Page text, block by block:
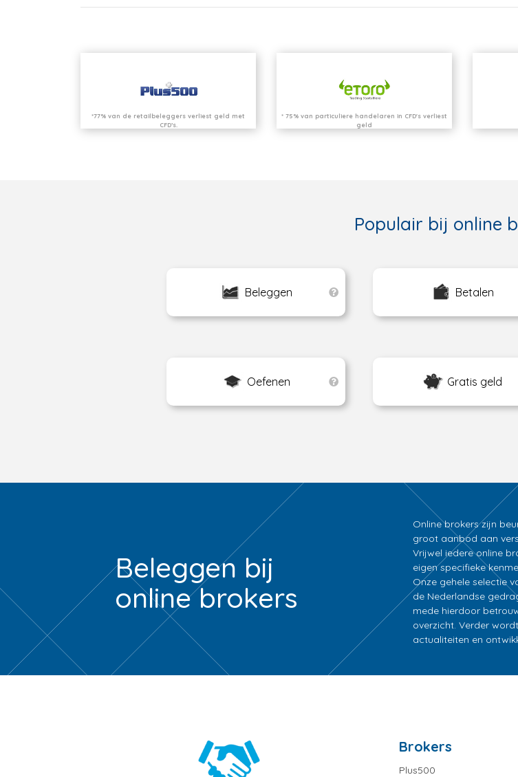
*77% van de retailbeleggers verliest geld met
CFD’s.
* 75% van particuliere handelaren in CFD's verliest
geld
Populair bij online
Beleggen Betalen
Oefenen Gratis geld
Beleggen bij
online brokers
Online brokers zijn
groot aanbod aan
Vrijwel iedere online
eigen specifieke
Onze gehele selectie
de Nederlandse
mede hierdoor
overzicht. Verder
actualiteiten en
Brokers
Plus500